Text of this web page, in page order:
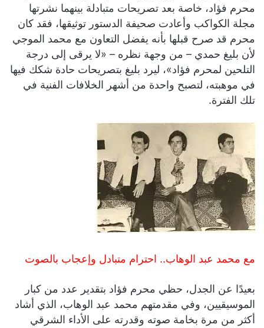
محرم فؤاد، خاصة بعد تصريحات متبادلة بينهما نشرتها
مجلة الكواكب وأعادت صحيفة الدستور توثيقها، فقد كان
محرم قد صرح قبلها بأنه يفضل التعاون مع محمد الموجي
لأن بليغ حمدي – من وجهة نظره – «لا يرقى إلى درجة
التلحين لمحرم فؤاد»، ليرد بليغ بتصريحات حادة شكك فيها
في موهبته، لتصبح واحدة من أشهر الخلافات الفنية في
تلك الفترة.
مع محمد عبد الوهاب.. احترام متبادل وإعجاب بالصوت
بعيدًا عن الجدل، حظي محرم فؤاد بتقدير عدد من كبار
الموسيقيين، وفي مقدمتهم محمد عبد الوهاب، الذي أشاد
أكثر من مرة بخامة صوته وقدرته على الأداء الشرقي